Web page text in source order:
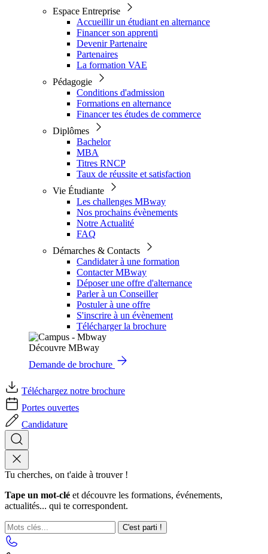
Espace Entreprise
Accueillir un étudiant en alternance
Financer son apprenti
Devenir Partenaire
Partenaires
La formation VAE
Pédagogie
Conditions d'admission
Formations en alternance
Financer tes études de commerce
Diplômes
Bachelor
MBA
Titres RNCP
Taux de réussite et satisfaction
Vie Étudiante
Les challenges MBway
Nos prochains évènements
Notre Actualité
FAQ
Démarches & Contacts
Candidater à une formation
Contacter MBway
Déposer une offre d'alternance
Parler à un Conseiller
Postuler à une offre
S'inscrire à un évènement
Télécharger la brochure
Découvre MBway
Demande de brochure
Téléchargez notre brochure
Portes ouvertes
Candidature
Tu cherches, on t'aide à trouver !
Tape un mot-clé et découvre les formations, événements,
actualités... qui te correspondent.
C'est parti !